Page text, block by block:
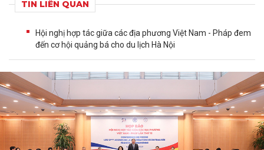
TIN LIÊN QUAN
Hội nghị hợp tác giữa các địa phương Việt Nam - Pháp đem
đến cơ hội quảng bá cho du lịch Hà Nội